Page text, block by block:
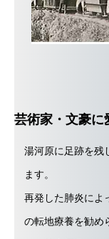
芸術家・文豪に
湯河原に足跡を残
ます。
再発した肺炎によ
の転地療養を勧め